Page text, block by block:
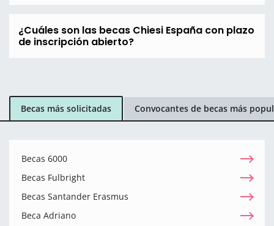
¿Cuáles son las becas Chiesi España con plazo
de inscripción abierto?
Becas más solicitadas Convocantes de becas más
Becas 6000
Becas Fulbright
Becas Santander Erasmus
Beca Adriano